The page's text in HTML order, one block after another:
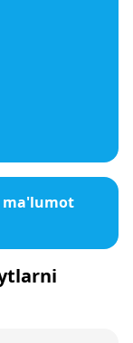
ma'lumot